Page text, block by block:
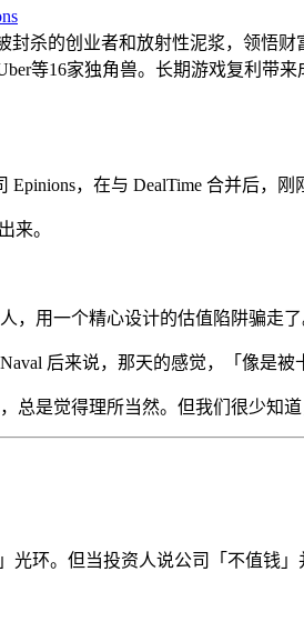
杀的创业者和放射性泥浆，领悟
等16家独角兽。长期游戏复利带
，在与 DealTime 合并后，
来。
，用一个精心设计的估值陷阱骗走了
后来说，那天的感觉，「像是被
是觉得理所当然。但我们很少知
光环。但当投资人说公司「不值